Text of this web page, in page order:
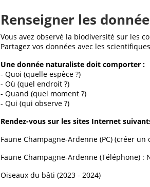
Renseigner les
Vous avez observé la biodiversité sur les
Partagez vos données avec les
Une donnée naturaliste doit comporter :
- Quoi (quelle espèce ?)
- Où (quel endroit ?)
- Quand (quel moment ?)
- Qui (qui observe ?)
Rendez-vous sur les sites Internet
Faune Champagne-Ardenne (PC) (créer un
Faune Champagne-Ardenne (Téléphone) :
Oiseaux du bâti (2023 - 2024)